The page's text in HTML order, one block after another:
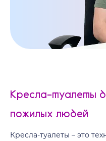
Кресла-туалеты
пожилых людей
Кресла-туалеты – это